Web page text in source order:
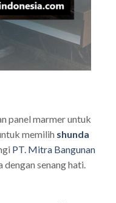
panel marmer untuk
memilih shunda
PT. Mitra Bangunan
dengan senang hati.